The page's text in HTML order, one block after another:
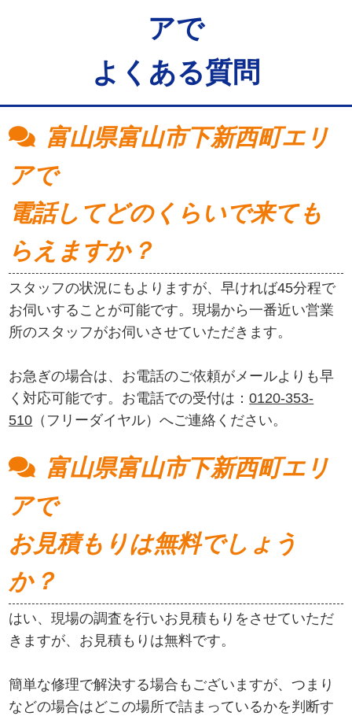
アで
よくある質問
富山県富山市下新西町エリ
アで
電話してどのくらいで来ても
らえますか？
スタッフの状況にもよりますが、早ければ45分程で
お伺いすることが可能です。現場から一番近い営業
所のスタッフがお伺いさせていただきます。
お急ぎの場合は、お電話のご依頼がメールよりも早
く対応可能です。お電話での受付は：0120-353-
510 （フリーダイヤル）へご連絡ください。
富山県富山市下新西町エリ
アで
お見積もりは無料でしょう
か？
はい、現場の調査を行いお見積もりをさせていただ
きますが、お見積もりは無料です。
簡単な修理で解決する場合もございますが、つまり
などの場合はどこの場所で詰まっているかを判断す